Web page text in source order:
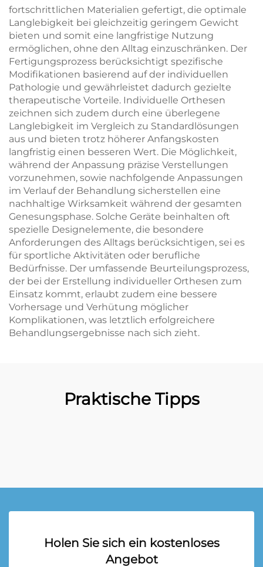
fortschrittlichen Materialien gefertigt, die optimale
Langlebigkeit bei gleichzeitig geringem Gewicht
bieten und somit eine langfristige Nutzung
ermöglichen, ohne den Alltag einzuschränken. Der
Fertigungsprozess berücksichtigt spezifische
Modifikationen basierend auf der individuellen
Pathologie und gewährleistet dadurch gezielte
therapeutische Vorteile. Individuelle Orthesen
zeichnen sich zudem durch eine überlegene
Langlebigkeit im Vergleich zu Standardlösungen
aus und bieten trotz höherer Anfangskosten
langfristig einen besseren Wert. Die Möglichkeit,
während der Anpassung präzise Verstellungen
vorzunehmen, sowie nachfolgende Anpassungen
im Verlauf der Behandlung sicherstellen eine
nachhaltige Wirksamkeit während der gesamten
Genesungsphase. Solche Geräte beinhalten oft
spezielle Designelemente, die besondere
Anforderungen des Alltags berücksichtigen, sei es
für sportliche Aktivitäten oder berufliche
Bedürfnisse. Der umfassende Beurteilungsprozess,
der bei der Erstellung individueller Orthesen zum
Einsatz kommt, erlaubt zudem eine bessere
Vorhersage und Verhütung möglicher
Komplikationen, was letztlich erfolgreichere
Behandlungsergebnisse nach sich zieht.
Praktische Tipps
Holen Sie sich ein kostenloses
Angebot